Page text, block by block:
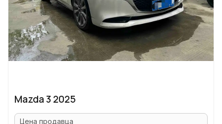
Mazda 3 2025
Цена продавца